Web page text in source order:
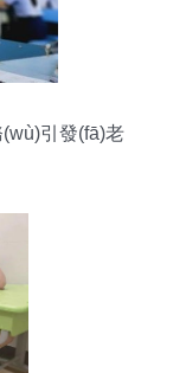
引發(fā)老